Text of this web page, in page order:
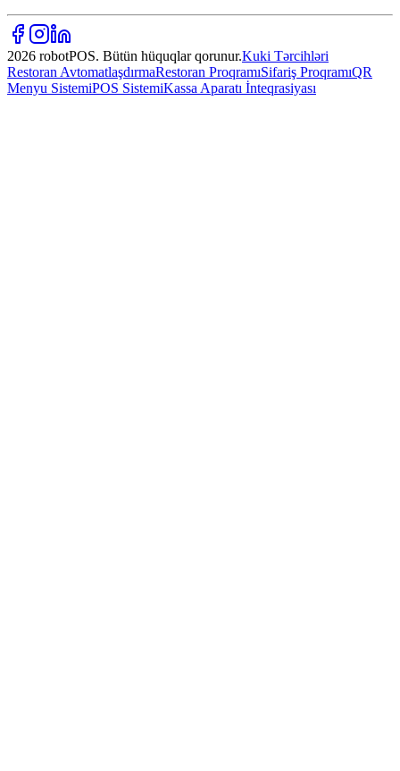
2026 robotPOS. Bütün hüquqlar qorunur.Kuki Tərcihləri
Restoran AvtomatlaşdırmaRestoran ProqramıSifariş ProqramıQR
Menyu SistemiPOS SistemiKassa Aparatı İnteqrasiyası